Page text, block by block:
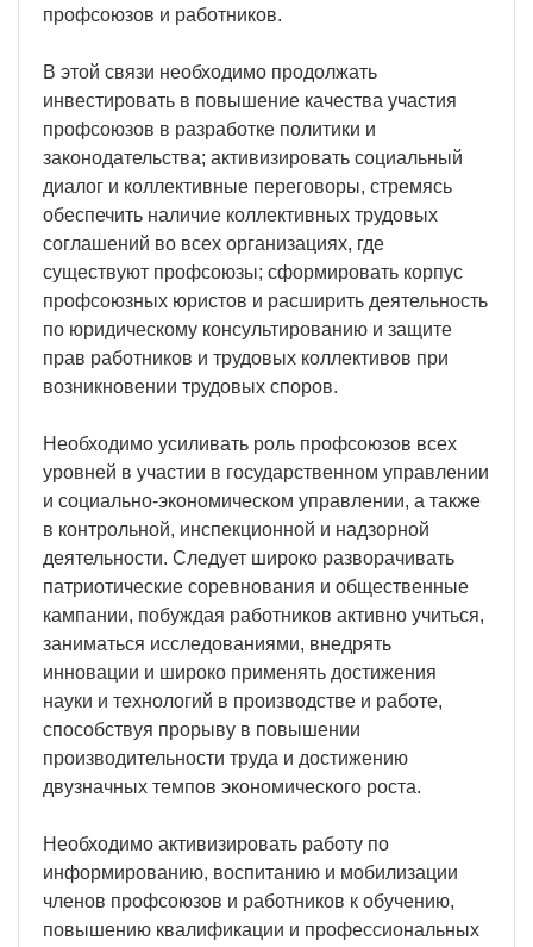
профсоюзов и работников.
В этой связи необходимо продолжать
инвестировать в повышение качества участия
профсоюзов в разработке политики и
законодательства; активизировать социальный
диалог и коллективные переговоры, стремясь
обеспечить наличие коллективных трудовых
соглашений во всех организациях, где
существуют профсоюзы; сформировать корпус
профсоюзных юристов и расширить деятельность
по юридическому консультированию и защите
прав работников и трудовых коллективов при
возникновении трудовых споров.
Необходимо усиливать роль профсоюзов всех
уровней в участии в государственном управлении
и социально-экономическом управлении, а также
в контрольной, инспекционной и надзорной
деятельности. Следует широко разворачивать
патриотические соревнования и общественные
кампании, побуждая работников активно учиться,
заниматься исследованиями, внедрять
инновации и широко применять достижения
науки и технологий в производстве и работе,
способствуя прорыву в повышении
производительности труда и достижению
двузначных темпов экономического роста.
Необходимо активизировать работу по
информированию, воспитанию и мобилизации
членов профсоюзов и работников к обучению,
повышению квалификации и профессиональных